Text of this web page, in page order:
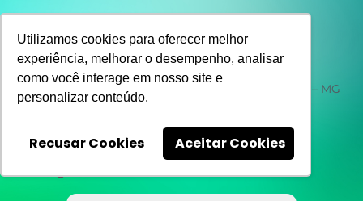
Utilizamos cookies para oferecer melhor
experiência, melhorar o desempenho, analisar
como você interage em nosso site e
personalizar conteúdo.
Recusar Cookies Aceitar Cookies
Move 4 you
Alameda
R. Morais e Castro, 300, 2º Piso Passos Juiz de Fora – MG
Segunda a Sexta:06:00 às 23:00
9h às 13h e 15h às 19h
Domingo e Feriados:09:00 às 13:00